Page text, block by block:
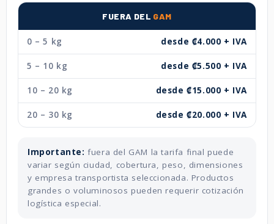
FUERA DEL GAM
0 – 5 kg desde ₡4.000 + IVA
5 – 10 kg desde ₡5.500 + IVA
10 – 20 kg desde ₡15.000 + IVA
20 – 30 kg desde ₡20.000 + IVA
Importante: fuera del GAM la tarifa final puede
variar según ciudad, cobertura, peso, dimensiones
y empresa transportista seleccionada. Productos
grandes o voluminosos pueden requerir cotización
logística especial.